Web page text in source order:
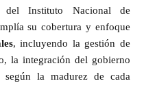
del Instituto Nacional de
su cobertura y enfoque
, incluyendo la gestión de
la integración del gobierno
la madurez de cada